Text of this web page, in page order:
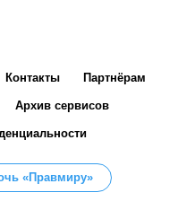
Контакты Партнёрам
Архив сервисов
«Правмиру»